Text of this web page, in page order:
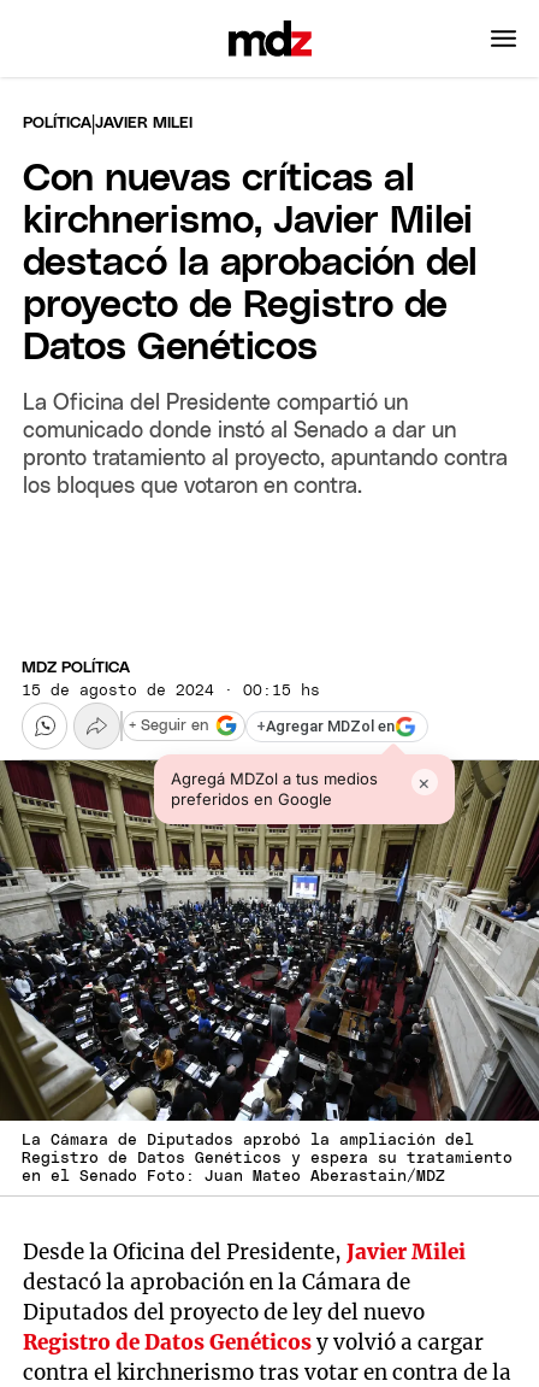
POLÍTICA |JAVIER MILEI
Con nuevas críticas al
kirchnerismo, Javier Milei
destacó la aprobación del
proyecto de Registro de
Datos Genéticos
La Oficina del Presidente compartió un
comunicado donde instó al Senado a dar un
pronto tratamiento al proyecto, apuntando contra
los bloques que votaron en contra.
MDZ POLÍTICA
15 de agosto de 2024 · 00:15 hs
+Agregar MDZol en
Agregá MDZol a tus medios
preferidos en Google
×
+ Seguir en
La Cámara de Diputados aprobó la ampliación del
Registro de Datos Genéticos y espera su tratamiento
en el Senado Foto: Juan Mateo Aberastain/MDZ
Desde la Oficina del Presidente,Javier Milei
destacó la aprobación en la Cámara de
Diputados del proyecto de ley del nuevo
Registro de Datos Genéticosy volvió a cargar
contra el kirchnerismo tras votar en contra de la